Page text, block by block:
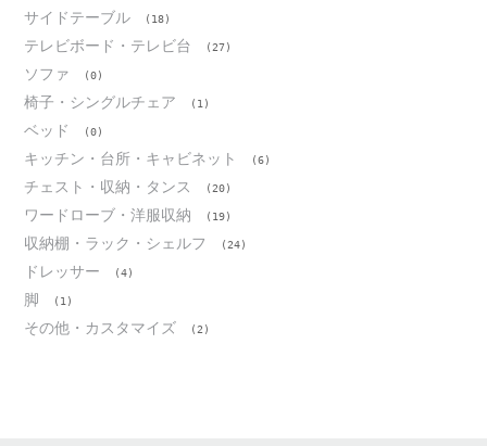
サイドテーブル (18)
テレビボード・テレビ台 (27)
ソファ (0)
椅子・シングルチェア (1)
ベッド (0)
キッチン・台所・キャビネット (6)
チェスト・収納・タンス (20)
ワードローブ・洋服収納 (19)
収納棚・ラック・シェルフ (24)
ドレッサー (4)
脚 (1)
その他・カスタマイズ (2)